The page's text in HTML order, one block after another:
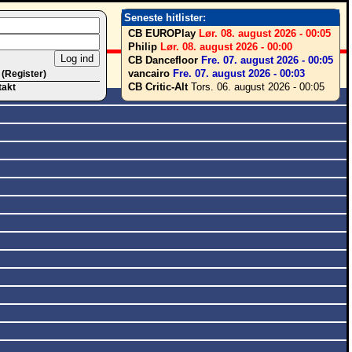
Seneste hitlister:
CB EUROPlay Lør. 08. august 2026 - 00:05
Philip Lør. 08. august 2026 - 00:00
CB Dancefloor Fre. 07. august 2026 - 00:05
vancairo Fre. 07. august 2026 - 00:03
CB Critic-AltTors. 06. august 2026 - 00:05